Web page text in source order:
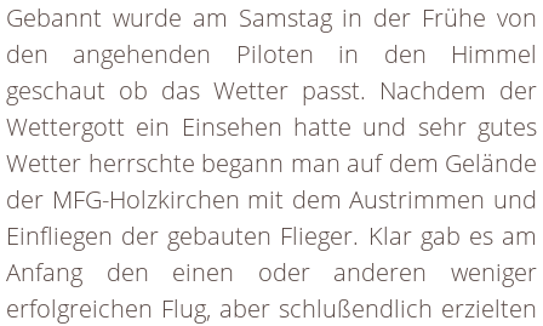
Gebannt wurde am Samstag in der Frühe von
den angehenden Piloten in den Himmel
geschaut ob das Wetter passt. Nachdem der
Wettergott ein Einsehen hatte und sehr gutes
Wetter herrschte begann man auf dem Gelände
der MFG-Holzkirchen mit dem Austrimmen und
Einfliegen der gebauten Flieger. Klar gab es am
Anfang den einen oder anderen weniger
erfolgreichen Flug, aber schlußendlich erzielten